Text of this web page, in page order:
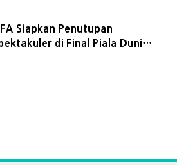
Siapkan Penutupan
di Final Piala Dunia